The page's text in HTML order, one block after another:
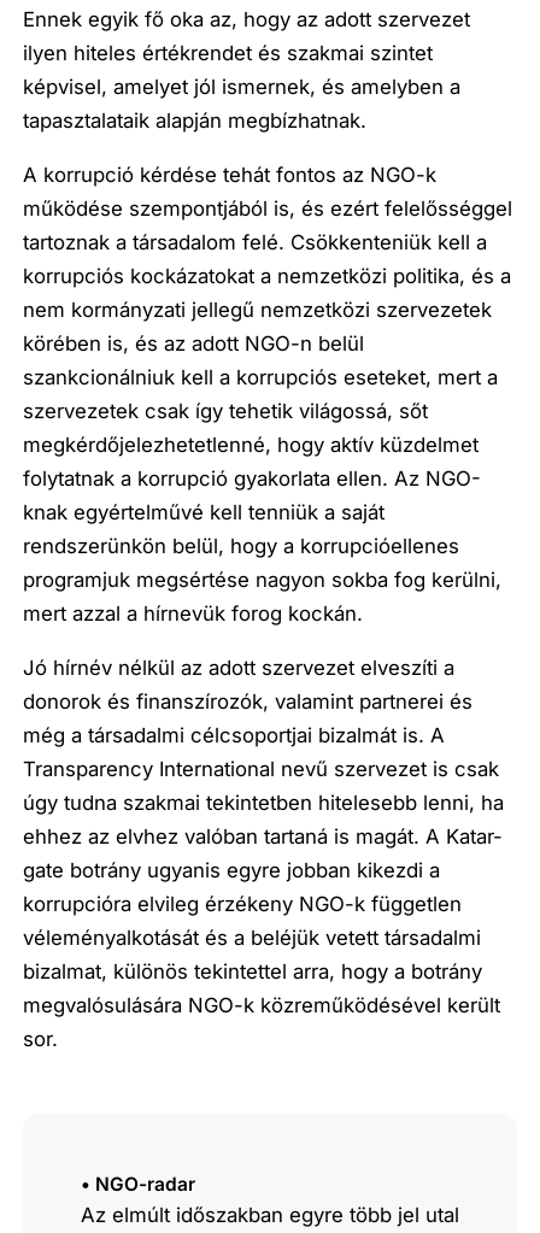
Ennek egyik fő oka az, hogy az adott szervezet
ilyen hiteles értékrendet és szakmai szintet
képvisel, amelyet jól ismernek, és amelyben a
tapasztalataik alapján megbízhatnak.
A korrupció kérdése tehát fontos az NGO-k
működése szempontjából is, és ezért felelősséggel
tartoznak a társadalom felé. Csökkenteniük kell a
korrupciós kockázatokat a nemzetközi politika, és a
nem kormányzati jellegű nemzetközi szervezetek
körében is, és az adott NGO-n belül
szankcionálniuk kell a korrupciós eseteket, mert a
szervezetek csak így tehetik világossá, sőt
megkérdőjelezhetetlenné, hogy aktív küzdelmet
folytatnak a korrupció gyakorlata ellen. Az NGO-
knak egyértelművé kell tenniük a saját
rendszerünkön belül, hogy a korrupcióellenes
programjuk megsértése nagyon sokba fog kerülni,
mert azzal a hírnevük forog kockán.
Jó hírnév nélkül az adott szervezet elveszíti a
donorok és finanszírozók, valamint partnerei és
még a társadalmi célcsoportjai bizalmát is. A
Transparency International nevű szervezet is csak
úgy tudna szakmai tekintetben hitelesebb lenni, ha
ehhez az elvhez valóban tartaná is magát. A Katar-
gate botrány ugyanis egyre jobban kikezdi a
korrupcióra elvileg érzékeny NGO-k független
véleményalkotását és a beléjük vetett társadalmi
bizalmat, különös tekintettel arra, hogy a botrány
megvalósulására NGO-k közreműködésével került
sor.
• NGO-radar
Az elmúlt időszakban egyre több jel utal